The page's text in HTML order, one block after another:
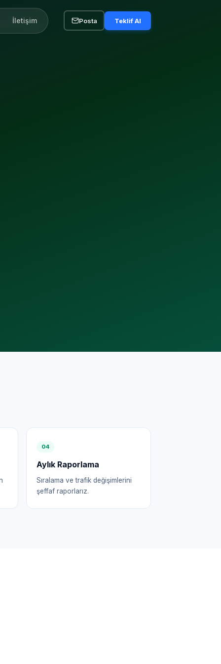
İletişim Posta Teklif Al
04
Aylık Raporlama
Sıralama ve trafik değişimlerini
şeffaf raporlarız.